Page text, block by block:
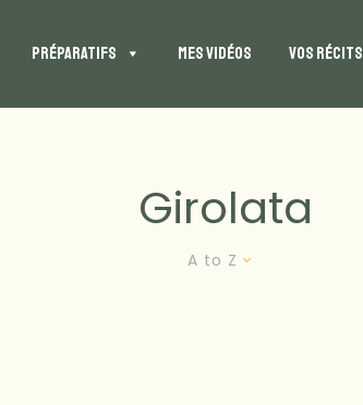
PRÉPARATIFS MES VIDÉOS VOS RÉCITS
Girolata
A to Z